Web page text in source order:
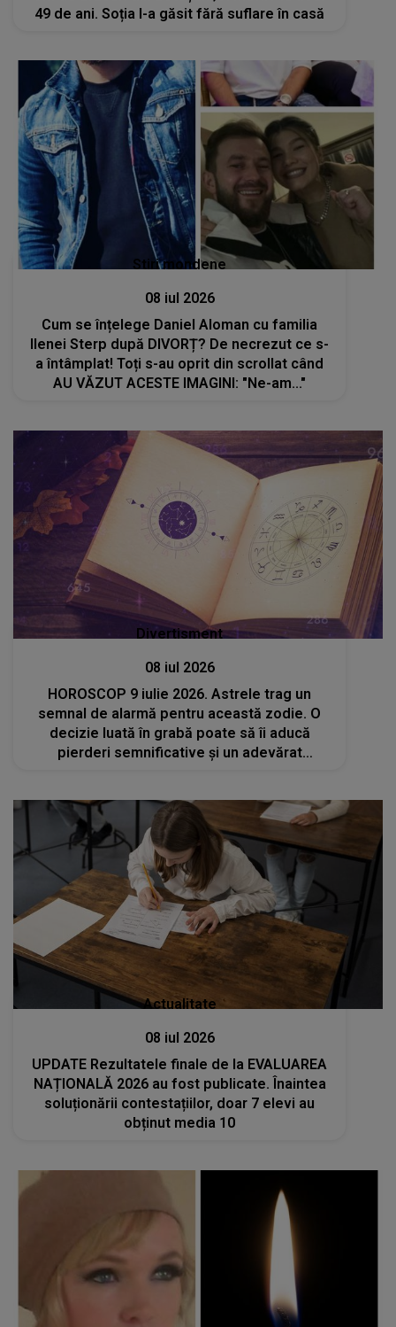
49 de ani. Soția l-a găsit fără suflare în casă
Stiri mondene
08 iul 2026
Cum se înțelege Daniel Aloman cu familia
Ilenei Sterp după DIVORȚ? De necrezut ce s-
a întâmplat! Toți s-au oprit din scrollat când
AU VĂZUT ACESTE IMAGINI: "Ne-am..."
Divertisment
08 iul 2026
HOROSCOP 9 iulie 2026. Astrele trag un
semnal de alarmă pentru această zodie. O
decizie luată în grabă poate să îi aducă
pierderi semnificative și un adevărat
Actualitate
08 iul 2026
UPDATE Rezultatele finale de la EVALUAREA
NAȚIONALĂ 2026 au fost publicate. Înaintea
soluționării contestațiilor, doar 7 elevi au
obținut media 10